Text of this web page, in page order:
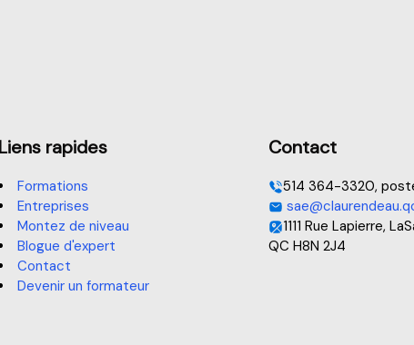
Liens rapides
Formations
Entreprises
Montez de niveau
Blogue d'expert
Contact
Devenir un formateur
Contact
514 364-3320,
1111 Rue Lapierre,
QC H8N 2J4